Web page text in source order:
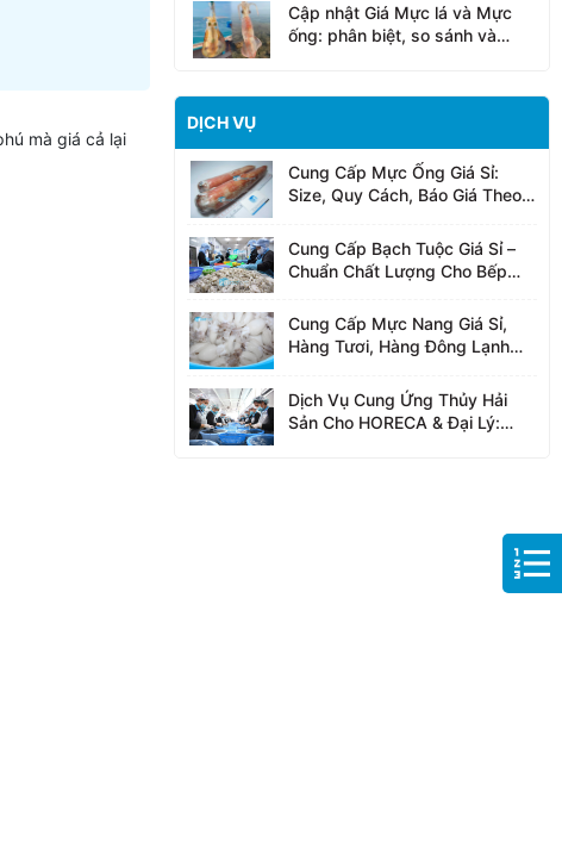
mà giá cả lại
Cập nhật Giá Mực lá và Mực
ống: phân biệt, so sánh và
DỊCH VỤ
Cung Cấp Mực Ống Giá Sỉ:
Size, Quy Cách, Báo Giá Theo
Cung Cấp Bạch Tuộc Giá Sỉ –
Chuẩn Chất Lượng Cho Bếp
Cung Cấp Mực Nang Giá Sỉ,
Hàng Tươi, Hàng Đông Lạnh
Dịch Vụ Cung Ứng Thủy Hải
Sản Cho HORECA & Đại Lý: